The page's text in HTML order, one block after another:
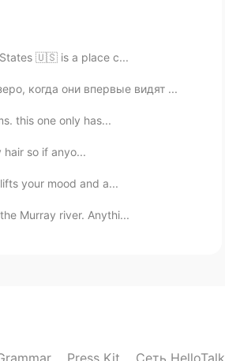
2021.02.18 12:21
🇺🇸 is a place c...
когда они впервые видят ...
this one only has...
so if anyo...
your mood and a...
Murray river. Anythi...
Press Kit Сеть HelloTalk